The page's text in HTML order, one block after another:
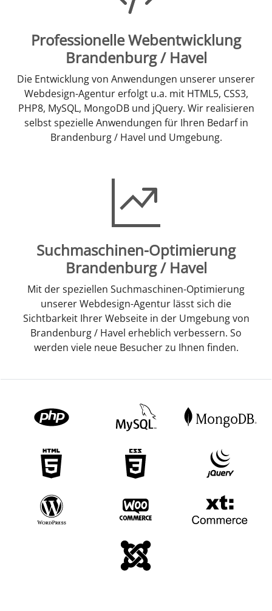
Professionelle Webentwicklung
Brandenburg / Havel
Die Entwicklung von Anwendungen unserer unserer
Webdesign-Agentur erfolgt u.a. mit HTML5, CSS3,
PHP8, MySQL, MongoDB und jQuery. Wir realisieren
selbst spezielle Anwendungen für Ihren Bedarf in
Brandenburg / Havel und Umgebung.
Suchmaschinen-Optimierung
Brandenburg / Havel
Mit der speziellen Suchmaschinen-Optimierung
unserer Webdesign-Agentur lässt sich die
Sichtbarkeit Ihrer Webseite in der Umgebung von
Brandenburg / Havel erheblich verbessern. So
werden viele neue Besucher zu Ihnen finden.